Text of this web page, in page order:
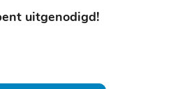
uitgenodigd!